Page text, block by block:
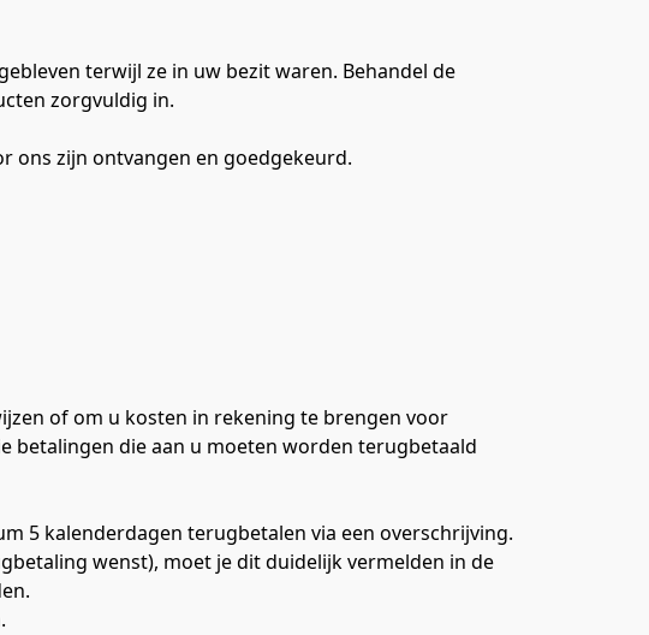
terwijl ze in uw bezit waren. Behandel de
zorgvuldig in.
ons zijn ontvangen en goedgekeurd.
of om u kosten in rekening te brengen voor
betalingen die aan u moeten worden terugbetaald
5 kalenderdagen terugbetalen via een overschrijving.
wenst), moet je dit duidelijk vermelden in de